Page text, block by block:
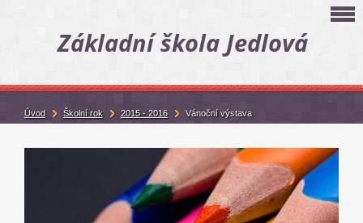
Základní škola Jedlová
Úvod Školní rok 2015 - 2016 Vánoční výstava